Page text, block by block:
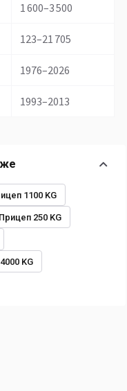
1 600–3 500
123–21 705
1976–2026
1993–2013
1100 KG
Прицеп 250 KG
KG